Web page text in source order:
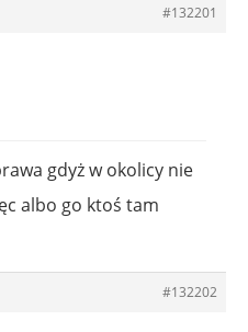
#132201
gdyż w okolicy nie
albo go ktoś tam
#132202